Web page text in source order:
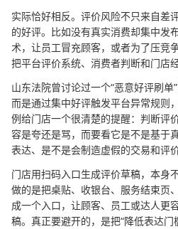
实际恰好相反。评价风险不只来自差
的好评。比如没有真实消费却集中发
术，让员工冒充顾客，或者为了压竞
把平台评价系统、消费者判断和门店
山东法院曾讨论过一个“恶意好评刷单
而是通过集中好评触发平台异常规则
例给门店一个很清楚的提醒：判断评
容是夸还是骂，而要看它是不是基于
表达、是不是会制造虚假的交易和评价
门店用扫码入口生成评价草稿，本身
做的是把桌贴、收银台、服务结束页
成一个入口，让顾客、员工或达人更
稿。真正要避开的，是把“降低表达门